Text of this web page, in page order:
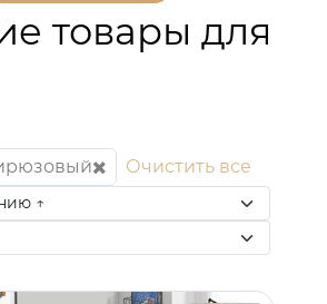
товары для
Очистить все